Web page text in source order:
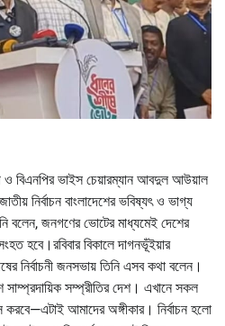
ও বিএনপির ভাইস চেয়ারম্যান আবদুল আউয়াল
নির্বাচন বাংলাদেশের ভবিষ্যৎ ও ভাগ্য
বলেন, জনগণের ভোটের মাধ্যমেই দেশের
হবে।রবিবার বিকালে দাগনভূঁইয়ার
নির্বাচনী জনসভায় তিনি এসব কথা বলেন।
সাম্প্রদায়িক সম্প্রীতির দেশ। এখানে সকল
করবে—এটাই আমাদের অঙ্গীকার। নির্বাচন হলো